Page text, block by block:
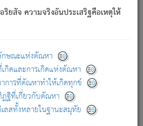
ยสัจ ความจริงอันประเสริฐคือเหตุให้
ษณะแห่งตัณหา
กิดและการเกิดแห่งตัณหา
การที่ตัณหาทำให้เกิดทุกข์
ฐิที่เกี่ยวกับตัณหา
ลสทั้งหลายในฐานะสมุทัย
ทั้งปวง[3]เพื่อความมีแห่งประโยชน์โดย
หลายทั้งหมดนั้น ไม่เที่ยง เป็นทุกข์ มี
ดา.
วตัณหาได้ และไม่เพลิดเพลินวิภวตัณหา
สำรอกไม่เหลือ (แห่งภพทั้งหลาย)
ณหาโดยประการทั้งปวง นั้นคือ
ภิกษุนั้น ผู้ดับเย็นสนิทแล้ว เพราะไม่มี